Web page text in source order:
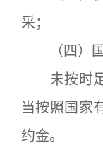
采；
（四）国
未按时足
当按照国家
约金。